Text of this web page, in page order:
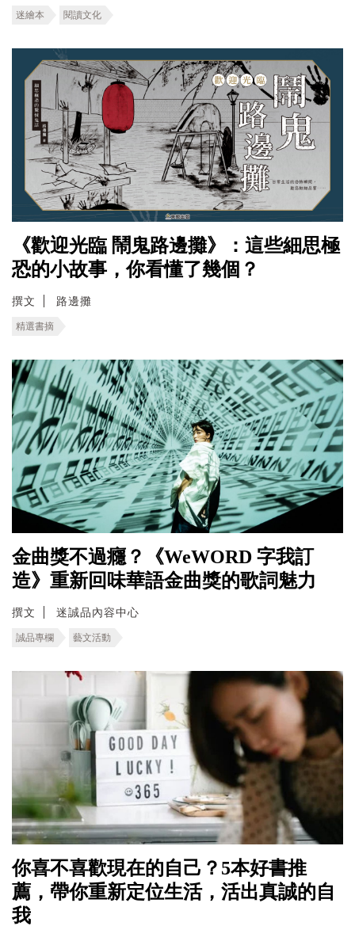
迷繪本 閱讀文化
《歡迎光臨 鬧鬼路邊攤》：這些細思極
恐的小故事，你看懂了幾個？
撰文 路邊攤
精選書摘
金曲獎不過癮？《WeWORD 字我訂
造》重新回味華語金曲獎的歌詞魅力
撰文 迷誠品內容中心
誠品專欄 藝文活動
你喜不喜歡現在的自己？5本好書推
薦，帶你重新定位生活，活出真誠的自
我